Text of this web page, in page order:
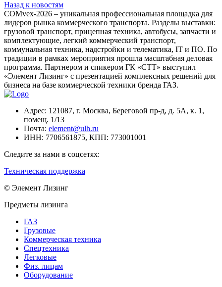
Назад к новостям
COMvex-2026 – уникальная профессиональная площадка для
лидеров рынка коммерческого транспорта. Разделы выставки:
грузовой транспорт, прицепная техника, автобусы, запчасти и
комплектующие, легкий коммерческий транспорт,
коммунальная техника, надстройки и телематика, IT и ПО. По
традиции в рамках мероприятия прошла масштабная деловая
программа. Партнером и спикером ГК «СТТ» выступил
«Элемент Лизинг» с презентацией комплексных решений для
бизнеса на базе коммерческой техники бренда ГАЗ.
Адрес: 121087, г. Москва, Береговой пр-д, д. 5А, к. 1,
помещ. 1/13
Почта: element@ulh.ru
ИНН: 7706561875, КПП: 773001001
Следите за нами в соцсетях:
Техническая поддержка
© Элемент Лизинг
Предметы лизинга
ГАЗ
Грузовые
Коммерческая техника
Спецтехника
Легковые
Физ. лицам
Оборудование